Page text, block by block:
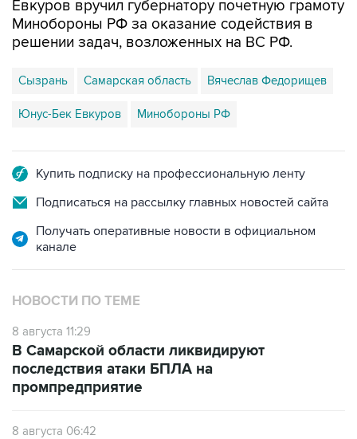
Евкуров вручил губернатору почетную грамоту
Минобороны РФ за оказание содействия в
решении задач, возложенных на ВС РФ.
Сызрань Самарская область Вячеслав Федорищев
Юнус-Бек Евкуров Минобороны РФ
Купить подписку на профессиональную ленту
Подписаться на рассылку главных новостей сайта
Получать оперативные новости в официальном
канале
НОВОСТИ ПО ТЕМЕ
8 августа 11:29
В Самарской области ликвидируют
последствия атаки БПЛА на
промпредприятие
8 августа 06:42